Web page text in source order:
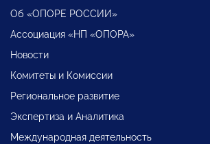
Об «ОПОРЕ РОССИИ»
Ассоциация «НП «ОПОРА»
Новости
Комитеты и Комиссии
Региональное развитие
Экспертиза и Аналитика
Международная деятельность